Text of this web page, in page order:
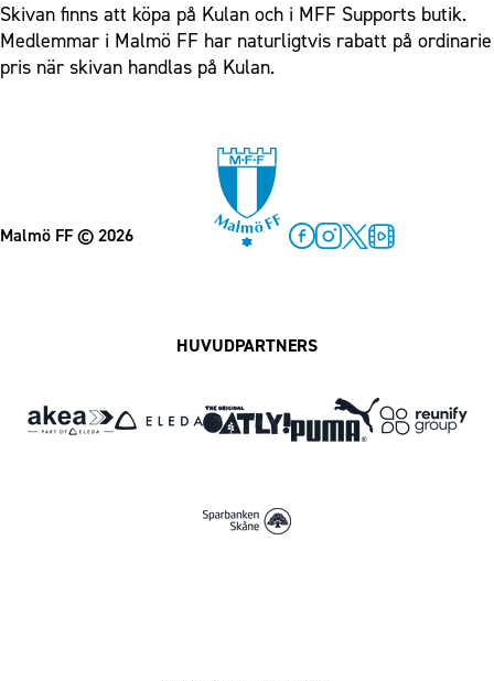
Skivan finns att köpa på Kulan och i MFF Supports butik.
Medlemmar i Malmö FF har naturligtvis rabatt på ordinarie
pris när skivan handlas på Kulan.
Malmö FF© 2026
HUVUDPARTNERS